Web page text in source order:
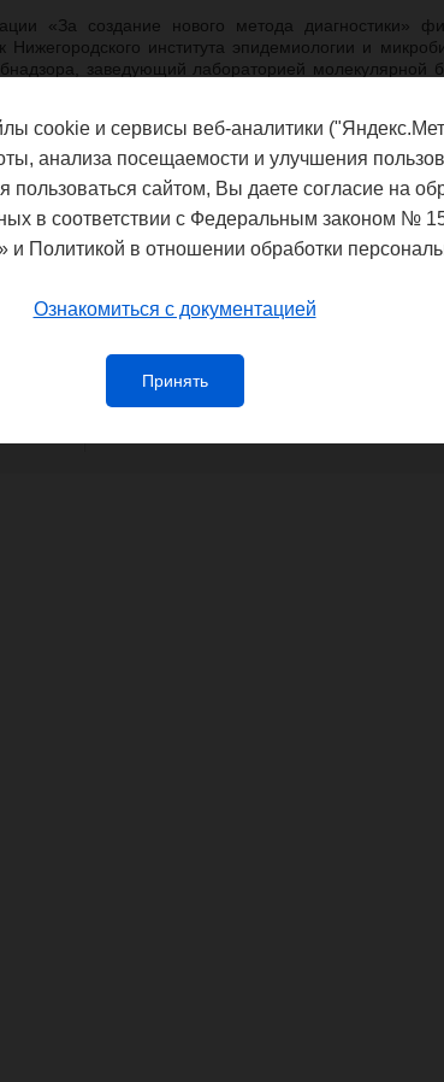
«За создание нового метода диагностики»
Нижегородского института эпидемиологии и
заведующий лабораторией молекулярной
Отмеченная работа
исследования в формате
онкологии.
лауреатов пройдет в рамках церемонии
будет показана на Первом канале 18 июня 2017
врачам России "Призвание"
Федеральная служба по надзору в
Управление Федеральной службы
потребителей и благополучия
cookie и сервисы веб-аналитики
анализа посещаемости и улучшения
сайтом, Вы даете согласие на
в соответствии с Федеральным законом №
и Политикой в отношении обработки
Ознакомиться с документацией
Принять